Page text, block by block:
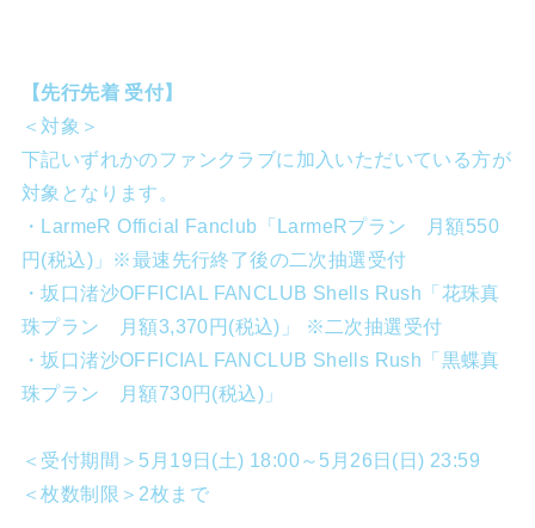
【先行先着 受付】
＜対象＞
下記いずれかのファンクラブに加入いただいている方が
対象となります。
・LarmeR Official Fanclub「LarmeRプラン 月額550
円(税込)」※最速先行終了後の二次抽選受付
・坂口渚沙OFFICIAL FANCLUB Shells Rush「花珠真
珠プラン 月額3,370円(税込)」 ※二次抽選受付
・坂口渚沙OFFICIAL FANCLUB Shells Rush「黒蝶真
珠プラン 月額730円(税込)」
＜受付期間＞5月19日(土) 18:00～5月26日(日) 23:59
＜枚数制限＞2枚まで